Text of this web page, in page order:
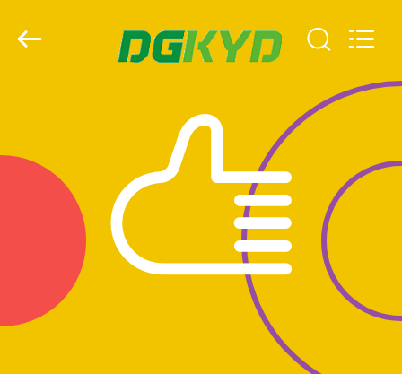
PRODOTTI
MOSTRA
CIRCA
NOI
Technology
Co.,ltd.